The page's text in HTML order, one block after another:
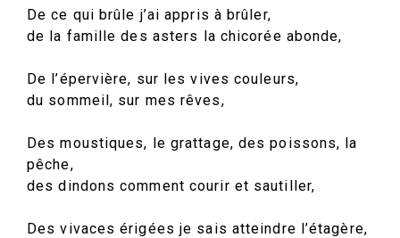
De ce qui brûle j’ai appris à brûler,
de la famille des asters la chicorée abonde,
De l’épervière, sur les vives couleurs,
du sommeil, sur mes rêves,
Des moustiques, le grattage, des poissons, la
pêche,
des dindons comment courir et sautiller,
Des vivaces érigées je sais atteindre l’étagère,